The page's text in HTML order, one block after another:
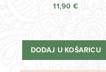
11,90 €
DODAJ U KOŠARICU